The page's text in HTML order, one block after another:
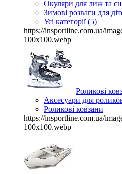
Окуляри для лиж та
Зимові розваги для
Усі категорії (5)
https://insportline.com.ua/
100x100.webp
Роликові
Аксесуари для
Роликові ковзани
https://insportline.com.ua/
100x100.webp